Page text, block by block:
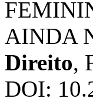
AINDA
Direito,
DOI: